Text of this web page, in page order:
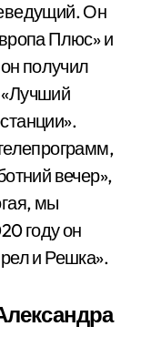
Он
Плюс» и
получил
вечер»,
мы
году он
и Решка».